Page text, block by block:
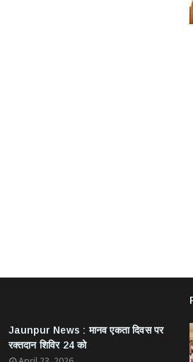
Jaunpur News : ​मानव एकता दिवस पर
रक्तदान शिविर 24 को